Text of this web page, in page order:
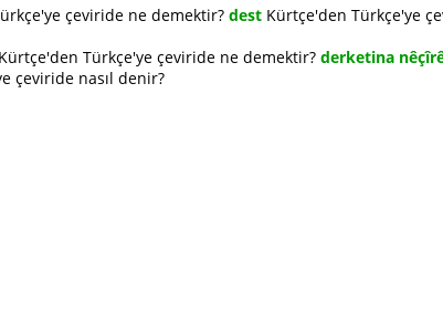
çeviride ne demektir? dest Kürtçe'den Türkçe'ye
Kürtçe'den Türkçe'ye çeviride ne demektir? derketina
çeviride nasıl denir?